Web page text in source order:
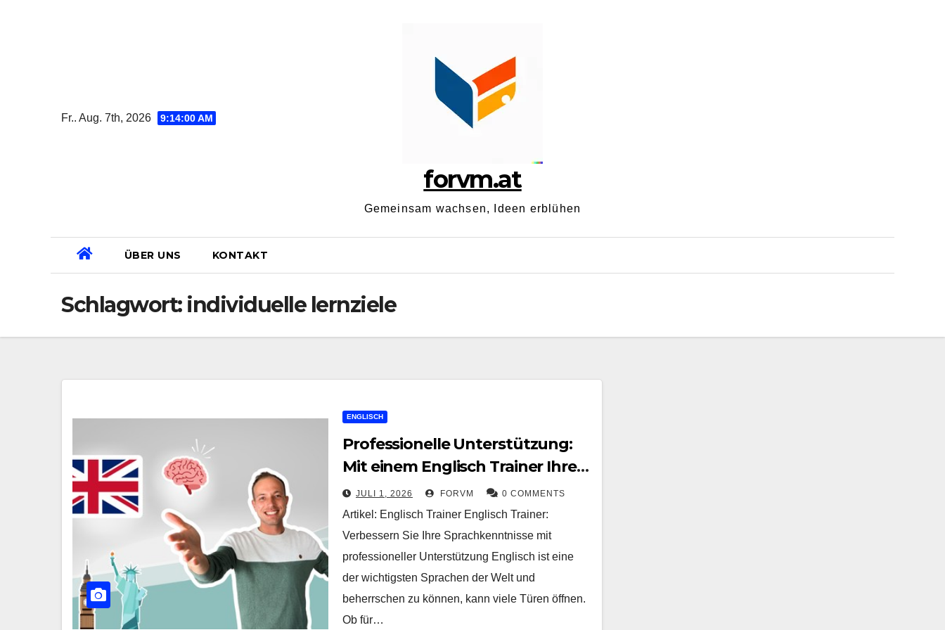
Fr.. Aug. 7th, 2026 9:14:00 AM
forvm.at
Gemeinsam wachsen, Ideen erblühen
ÜBER UNS KONTAKT
Schlagwort: individuelle lernziele
ENGLISCH
Professionelle Unterstützung:
Mit einem Englisch Trainer Ihre
Sprachkenntnisse verbessern
JULI 1, 2026 FORVM 0 COMMENTS
Artikel: Englisch Trainer Englisch Trainer:
Verbessern Sie Ihre Sprachkenntnisse mit
professioneller Unterstützung Englisch ist eine
der wichtigsten Sprachen der Welt und
beherrschen zu können, kann viele Türen öffnen.
Ob für…